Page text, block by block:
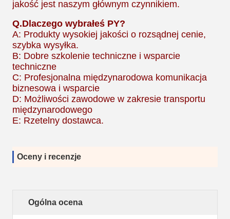
jakość jest naszym głównym czynnikiem.
Q.Dlaczego wybrałeś PY?
A: Produkty wysokiej jakości o rozsądnej cenie,
szybka wysyłka.
B: Dobre szkolenie techniczne i wsparcie
techniczne
C: Profesjonalna międzynarodowa komunikacja
biznesowa i wsparcie
D: Możliwości zawodowe w zakresie transportu
międzynarodowego
E: Rzetelny dostawca.
Oceny i recenzje
Ogólna ocena